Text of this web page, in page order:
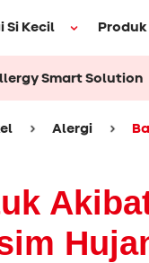
Si Kecil Produk
Smart Solution
Alergi